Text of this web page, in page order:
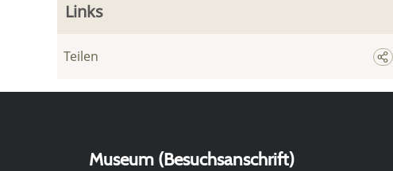
Links
Teilen
Museum (Besuchsanschrift)